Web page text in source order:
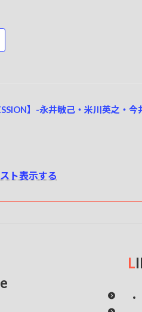
】-永井敏己・米川英之・今
ト表示する
L